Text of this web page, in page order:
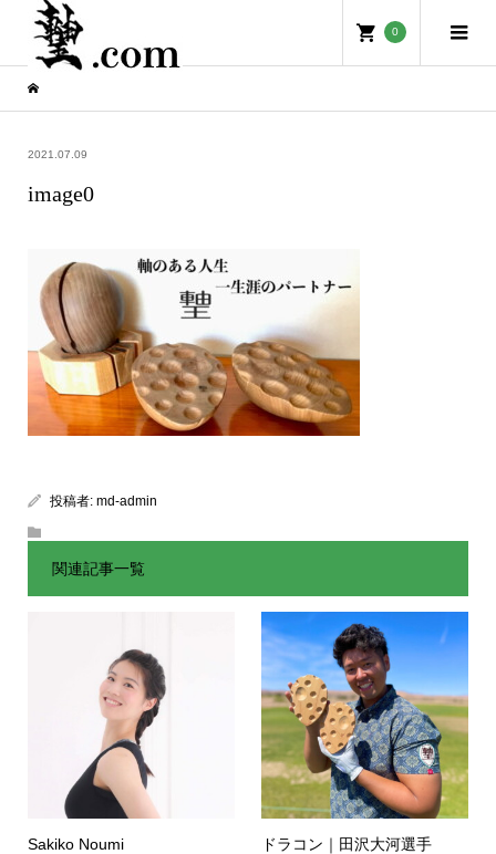
0
2021.07.09
image0
投稿者: md-admin
関連記事一覧
Sakiko Noumi ドラコン｜田沢大河選手